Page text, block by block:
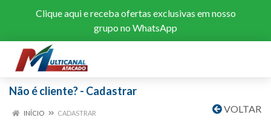
Clique aquie receba ofertas exclusivas em nosso
grupo no WhatsApp
Não é cliente? - Cadastrar
VOLTAR
INÍCIO CADASTRAR